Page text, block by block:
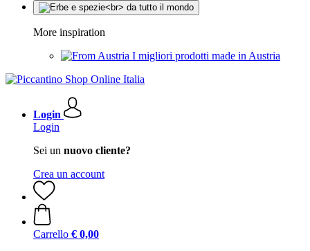
More inspiration
I migliori prodotti made in Austria
Login
Login
Sei un nuovo cliente?
Crea un account
Carrello € 0,00